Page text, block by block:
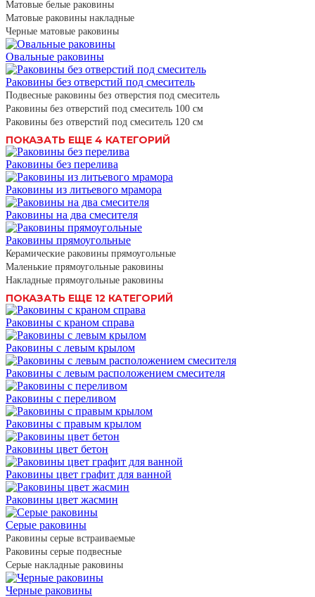
Матовые белые раковины
Матовые раковины накладные
Черные матовые раковины
Овальные раковины
Раковины без отверстий под смеситель
Подвесные раковины без отверстия под смеситель
Раковины без отверстий под смеситель 100 см
Раковины без отверстий под смеситель 120 см
ПОКАЗАТЬ ЕЩЕ 4 КАТЕГОРИЙ
Раковины без перелива
Раковины из литьевого мрамора
Раковины на два смесителя
Раковины прямоугольные
Керамические раковины прямоугольные
Маленькие прямоугольные раковины
Накладные прямоугольные раковины
ПОКАЗАТЬ ЕЩЕ 12 КАТЕГОРИЙ
Раковины с краном справа
Раковины с левым крылом
Раковины с левым расположением смесителя
Раковины с переливом
Раковины с правым крылом
Раковины цвет бетон
Раковины цвет графит для ванной
Раковины цвет жасмин
Серые раковины
Раковины серые встраиваемые
Раковины серые подвесные
Серые накладные раковины
Черные раковины